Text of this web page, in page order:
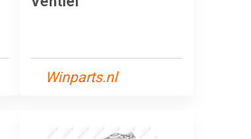
Winparts.nl